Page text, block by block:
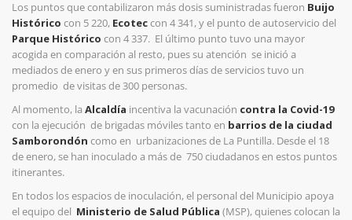
Los puntos que contabilizaron más dosis suministradas fueron Buijo
Histórico con 5 220, Ecoteccon 4 341, y el punto de autoservicio del
Parque Histórico con 4 337. El último punto tuvo una mayor
acogida en comparación al resto, pues su atención se inició a
mediados de enero y en sus primeros días de servicios tuvo un
promedio de visitas de 300 personas.
Al momento, la Alcaldía incentiva la vacunación contra la Covid-19
con la ejecución de brigadas móviles tanto en barrios de la ciudad
Samborondón como en urbanizaciones de La Puntilla. Desde el 18
de enero, se han inoculado a más de 750 ciudadanos en estos puntos
itinerantes.
En todos los espacios de inoculación, el personal del Municipio apoya
el equipo del Ministerio de Salud Pública (MSP), quienes colocan la